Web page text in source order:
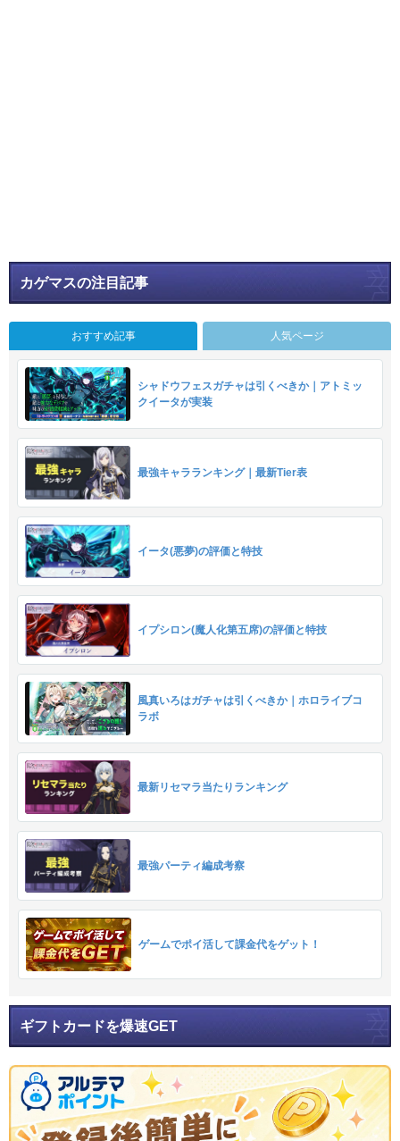
カゲマスの注目記事
おすすめ記事 人気ページ
シャドウフェスガチャは引くべきか｜アトミッ
クイータが実装
最強キャラランキング｜最新Tier表
イータ(悪夢)の評価と特技
イプシロン(魔人化第五席)の評価と特技
風真いろはガチャは引くべきか｜ホロライブコ
ラボ
最新リセマラ当たりランキング
最強パーティ編成考察
ゲームでポイ活して課金代をゲット！
ギフトカードを爆速GET